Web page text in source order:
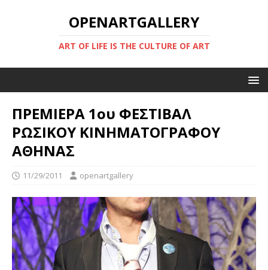
OPENARTGALLERY
ART OF LIFE IS THE CULTURE OF ART
ΠΡΕΜΙΕΡΑ 1ου ΦΕΣΤΙΒΑΛ
ΡΩΣΙΚΟΥ ΚΙΝΗΜΑΤΟΓΡΑΦΟΥ
ΑΘΗΝΑΣ
11/29/2011 openartgallery